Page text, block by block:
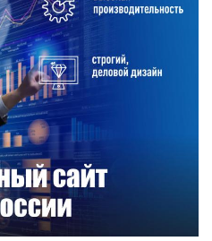
проект